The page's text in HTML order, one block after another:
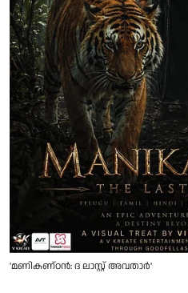
'മണികണ്ഠൻ: ദ ലാസ്റ്റ് അവതാർ'